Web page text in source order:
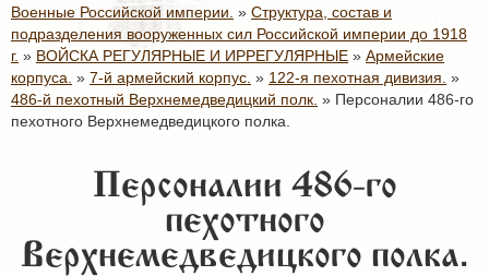
Военные Российской империи. » Структура, состав и
подразделения вооруженных сил Российской империи до 1918
г. » ВОЙСКА РЕГУЛЯРНЫЕ И ИРРЕГУЛЯРНЫЕ » Армейские
корпуса. » 7-й армейский корпус. » 122-я пехотная дивизия. »
486-й пехотный Верхнемедведицкий полк. » Персоналии 486-го
пехотного Верхнемедведицкого полка.
Персоналии 486-го
пехотного
Верхнемедведицкого полка.